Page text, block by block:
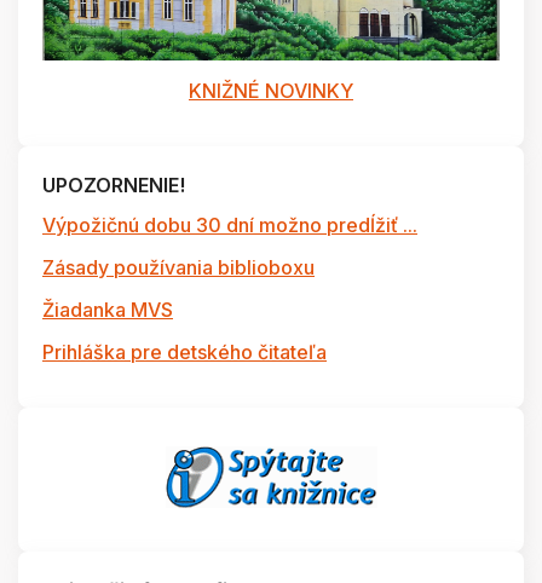
KNIŽNÉ NOVINKY
UPOZORNENIE!
Výpožičnú dobu 30 dní možno predĺžiť ...
Zásady používania biblioboxu
Žiadanka MVS
Prihláška pre detského čitateľa